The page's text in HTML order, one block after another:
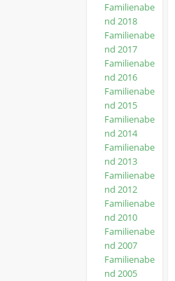
Familienabe
nd 2018
Familienabe
nd 2017
Familienabe
nd 2016
Familienabe
nd 2015
Familienabe
nd 2014
Familienabe
nd 2013
Familienabe
nd 2012
Familienabe
nd 2010
Familienabe
nd 2007
Familienabe
nd 2005